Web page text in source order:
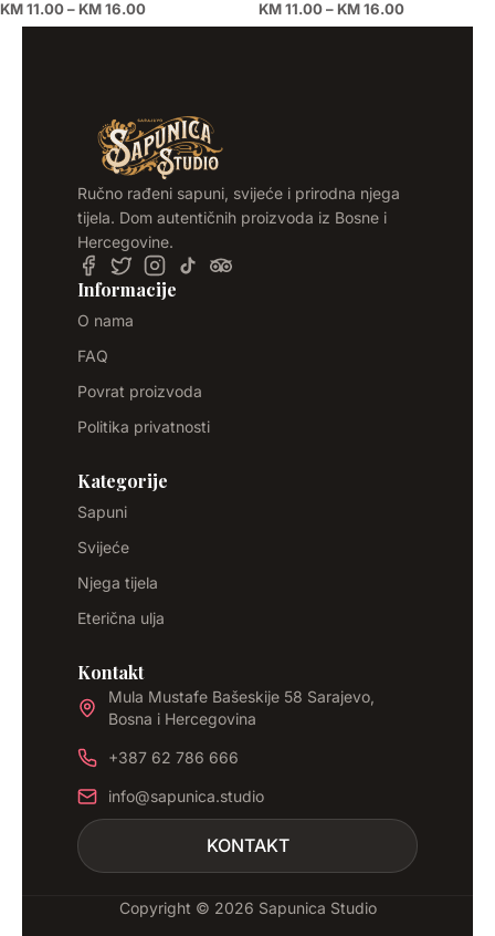
KM11.00– KM16.00 KM11.00– KM16.00
Ručno rađeni sapuni, svijeće i prirodna njega
tijela. Dom autentičnih proizvoda iz Bosne i
Hercegovine.
Informacije
O nama
FAQ
Povrat proizvoda
Politika privatnosti
Kategorije
Sapuni
Svijeće
Njega tijela
Eterična ulja
Kontakt
Mula Mustafe Bašeskije 58 Sarajevo,
Bosna i Hercegovina
+387 62 786 666
info@sapunica.studio
KONTAKT
Copyright © 2026 Sapunica Studio